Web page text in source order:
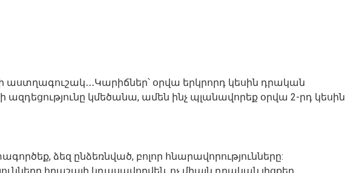
ի աստղագուշակ․․․Կարիճներ՝ օրվա երկրորդ կեսին դրական
ազդեցությունը կմեծանա, ամեն ինչ պլանավորեք օրվա 2-րդ կեսին
ձեզ ընձեռնված, բոլոր հնարավորությունները: